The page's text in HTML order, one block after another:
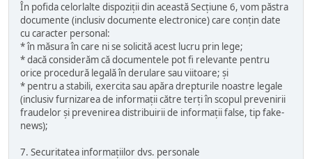
În pofida celorlalte dispoziții din această Secțiune 6, vom păstra
documente (inclusiv documente electronice) care conțin date
cu caracter personal:
* în măsura în care ni se solicită acest lucru prin lege;
* dacă considerăm că documentele pot fi relevante pentru
orice procedură legală în derulare sau viitoare; și
* pentru a stabili, exercita sau apăra drepturile noastre legale
(inclusiv furnizarea de informații către terți în scopul prevenirii
fraudelor și prevenirea distribuirii de informații false, tip fake-
news);
7. Securitatea informațiilor dvs. personale